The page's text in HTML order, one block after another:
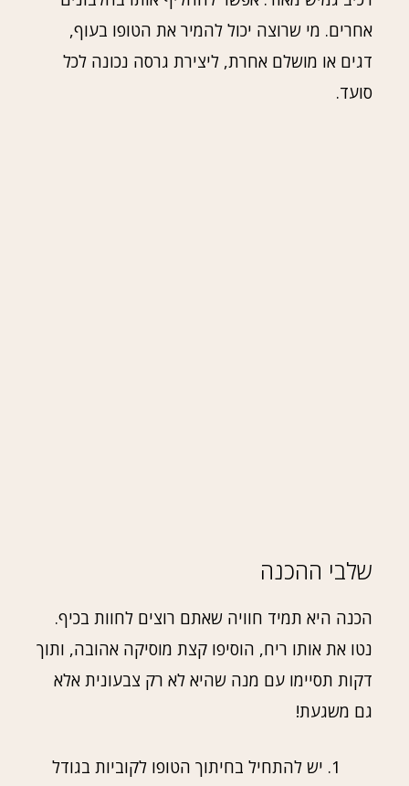
אחרים. מי שרוצה יכול להמיר את הטופו בעוף,
דגים או מושלם אחרת, ליצירת גרסה נכונה לכל
סועד.
שלבי ההכנה
הכנה היא תמיד חוויה שאתם רוצים לחוות בכיף.
נטו את אותו ריח, הוסיפו קצת מוסיקה אהובה, ותוך
דקות תסיימו עם מנה שהיא לא רק צבעונית אלא
גם משגעת!
יש להתחיל בחיתוך הטופו לקוביות בגודל